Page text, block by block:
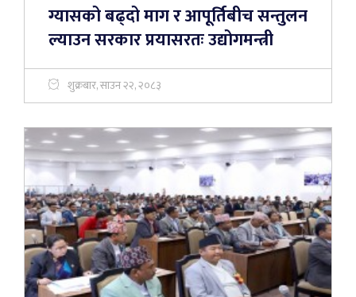
ग्यासको बढ्दो माग र आपूर्तिबीच सन्तुलन
ल्याउन सरकार प्रयासरतः उद्योगमन्त्री
शुक्रबार, साउन २२, २०८३